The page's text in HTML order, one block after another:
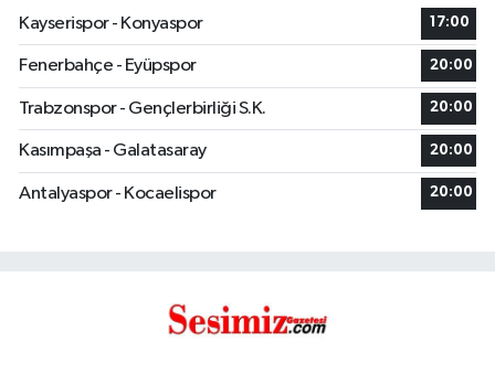
Kayserispor - Konyaspor
17:00
Fenerbahçe - Eyüpspor 20:00
Trabzonspor - Gençlerbirliği S.K. 20:00
Kasımpaşa - Galatasaray 20:00
Antalyaspor - Kocaelispor 20:00